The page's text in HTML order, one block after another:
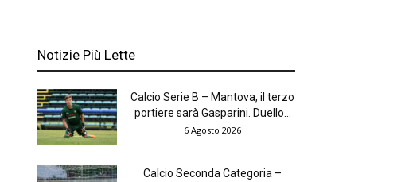
Notizie Più Lette
Calcio Serie B – Mantova, il terzo
portiere sarà Gasparini. Duello...
6 Agosto 2026
Calcio Seconda Categoria –